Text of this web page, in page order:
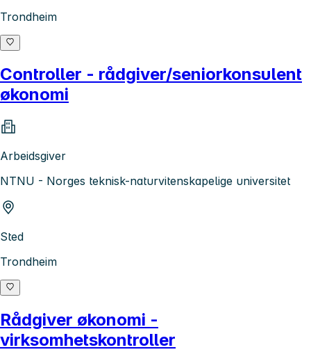
Trondheim
Controller - rådgiver/seniorkonsulent
økonomi
Arbeidsgiver
NTNU - Norges teknisk-naturvitenskapelige universitet
Sted
Trondheim
Rådgiver økonomi -
virksomhetskontroller